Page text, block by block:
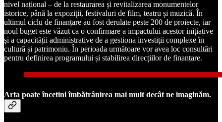
nivel național – de la restaurarea și revitalizarea monumentelor
istorice, până la expoziții, festivaluri de film, teatru și muzică. În
ultimul ciclu de finanțare au fost derulate peste 200 de proiecte, iar
noul buget este văzut ca o confirmare a impactului acestor inițiative
și a capacității administrative de a gestiona investiții complexe în
cultură și patrimoniu. În perioada următoare vor avea loc consultări
pentru definirea programului și stabilirea direcțiilor de finanțare.
Arta poate încetini îmbătrânirea mai mult decât ne imaginăm.